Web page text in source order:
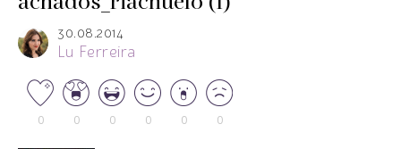
30.08.2014
Lu Ferreira
0 0 0 0 0 0